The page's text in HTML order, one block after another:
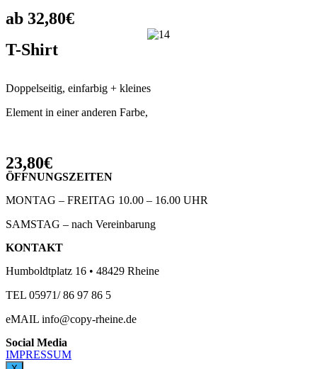
ab 32,80€
T-Shirt
Doppelseitig, einfarbig + kleines
Element in einer anderen Farbe,
23,80€
ÖFFNUNGSZEITEN
MONTAG – FREITAG 10.00 – 16.00 UHR
SAMSTAG – nach Vereinbarung
KONTAKT
Humboldtplatz 16 • 48429 Rheine
TEL 05971/ 86 97 86 5
eMAIL info@copy-rheine.de
Social Media
IMPRESSUM